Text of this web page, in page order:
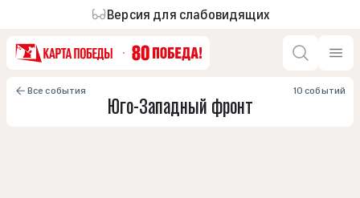
Версия для слабовидящих
Все события 10 событий
Юго-Западный фронт